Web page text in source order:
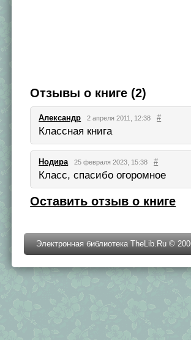
Отзывы о книге (2)
Александр 2 апреля 2011, 12:38 #
Классная книга
Нодира 25 февраля 2023, 15:38 #
Класс, спасибо огоромное
Оставить отзыв о книге
Электронная библиотека TheLib.Ru ©